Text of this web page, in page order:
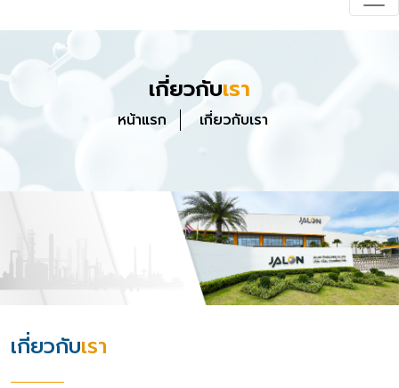
เกี่ยวกับเรา
หน้าแรก เกี่ยวกับเรา
เกี่ยวกับเรา